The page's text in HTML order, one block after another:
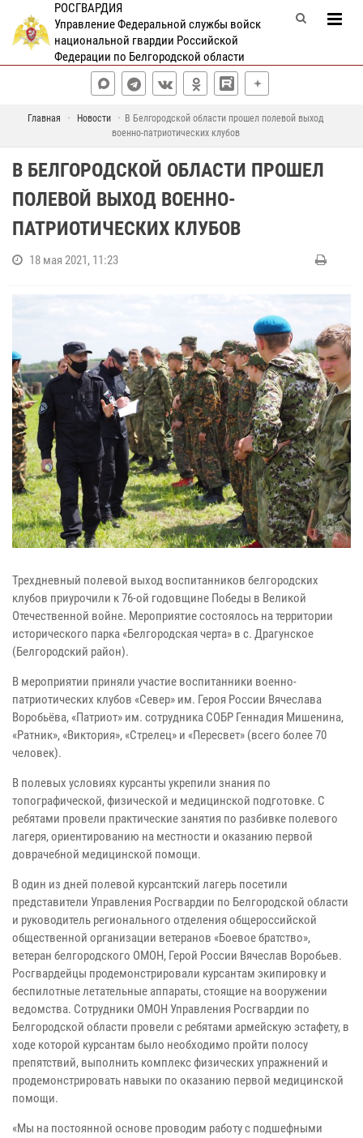
РОСГВАРДИЯ
Управление Федеральной службы войск
национальной гвардии Российской
Федерации по Белгородской области
Главная Новости
В Белгородской области прошел полевой выход
военно-патриотических клубов
В БЕЛГОРОДСКОЙ ОБЛАСТИ ПРОШЕЛ
ПОЛЕВОЙ ВЫХОД ВОЕННО-
ПАТРИОТИЧЕСКИХ КЛУБОВ
18 мая 2021, 11:23
Трехдневный полевой выход воспитанников белгородских
клубов приурочили к 76-ой годовщине Победы в Великой
Отечественной войне. Мероприятие состоялось на территории
исторического парка «Белгородская черта» в с. Драгунское
(Белгородский район).
В мероприятии приняли участие воспитанники военно-
патриотических клубов «Север» им. Героя России Вячеслава
Воробьёва, «Патриот» им. сотрудника СОБР Геннадия Мишенина,
«Ратник», «Виктория», «Стрелец» и «Пересвет» (всего более 70
человек).
В полевых условиях курсанты укрепили знания по
топографической, физической и медицинской подготовке. С
ребятами провели практические занятия по разбивке полевого
лагеря, ориентированию на местности и оказанию первой
доврачебной медицинской помощи.
В один из дней полевой курсантский лагерь посетили
представители Управления Росгвардии по Белгородской области
и руководитель регионального отделения общероссийской
общественной организации ветеранов «Боевое братство»,
ветеран белгородского ОМОН, Герой России Вячеслав Воробьев.
Росгвардейцы продемонстрировали курсантам экипировку и
беспилотные летательные аппараты, стоящие на вооружении
ведомства. Сотрудники ОМОН Управления Росгвардии по
Белгородской области провели с ребятами армейскую эстафету, в
ходе которой курсантам было необходимо пройти полосу
препятствий, выполнить комплекс физических упражнений и
продемонстрировать навыки по оказанию первой медицинской
помощи.
«Мы на постоянной основе проводим работу с подшефными